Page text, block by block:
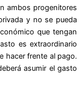
ambos progenitores
y no se pueda
que tengan
es extraordinario
hacer frente al pago.
asumir el gasto